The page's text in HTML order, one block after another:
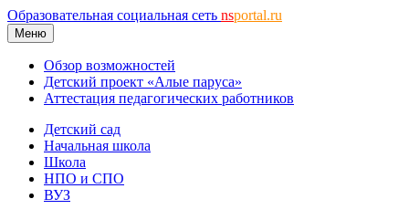
Образовательная социальная сеть nsportal.ru
Меню
Обзор возможностей
Детский проект «Алые паруса»
Аттестация педагогических работников
Детский сад
Начальная школа
Школа
НПО и СПО
ВУЗ